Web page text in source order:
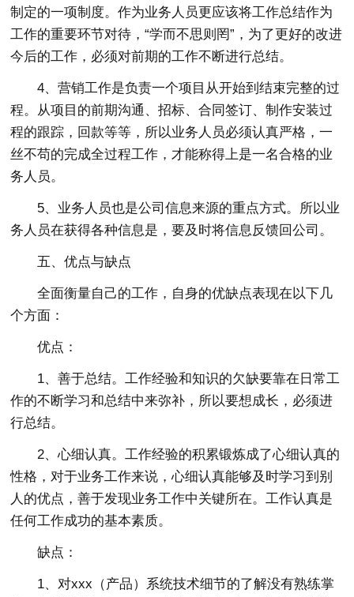
制定的一项制度。作为业务人员更应该将工作总结作为
工作的重要环节对待，“学而不思则罔”，为了更好的改进
今后的工作，必须对前期的工作不断进行总结。
4、营销工作是负责一个项目从开始到结束完整的过
程。从项目的前期沟通、招标、合同签订、制作安装过
程的跟踪，回款等等，所以业务人员必须认真严格，一
丝不苟的完成全过程工作，才能称得上是一名合格的业
务人员。
5、业务人员也是公司信息来源的重点方式。所以业
务人员在获得各种信息是，要及时将信息反馈回公司。
五、优点与缺点
全面衡量自己的工作，自身的优缺点表现在以下几
个方面：
优点：
1、善于总结。工作经验和知识的欠缺要靠在日常工
作的不断学习和总结中来弥补，所以要想成长，必须进
行总结。
2、心细认真。工作经验的积累锻炼成了心细认真的
性格，对于业务工作来说，心细认真能够及时学习到别
人的优点，善于发现业务工作中关键所在。工作认真是
任何工作成功的基本素质。
缺点：
1、对xxx（产品）系统技术细节的了解没有熟练掌